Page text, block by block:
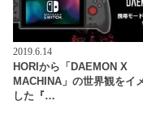
2019.6.14
HORIから「DAEMON X
MACHINA」の世界観をイ
した『…